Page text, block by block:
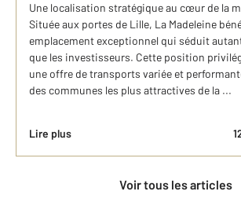
Une localisation stratégique au cœur de la
Située aux portes de Lille, La Madeleine
emplacement exceptionnel qui séduit
que les investisseurs. Cette position
une offre de transports variée et
des communes les plus attractives de la ...
Lire plus
Voir tous les articles